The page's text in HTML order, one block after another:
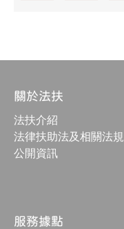
關於法扶
法扶介紹
法律扶助法及相關法規
公開資訊
服務據點